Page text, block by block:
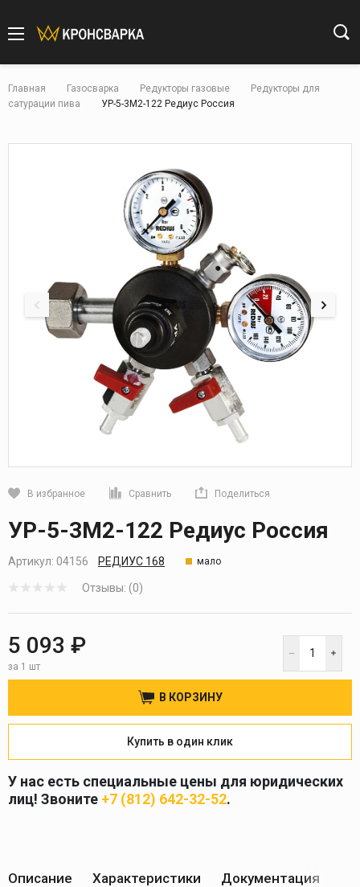
Главная Газосварка Редукторы газовые
Редукторы для
сатурации пива
УР-5-3М2-122 Редиус Россия
В избранное Сравнить Поделиться
Кликните, чтобы скопировать прямую ссылку
УР-5-3М2-122 Редиус Россия
Артикул: 04156 РЕДИУС 168 мало
Отзывы: (0)
5 093 ₽
за 1 шт
В КОРЗИНУ
Купить в один клик
У нас есть специальные цены для юридических
лиц! Звоните +7 (812) 642-32-52.
Описание Характеристики Документация